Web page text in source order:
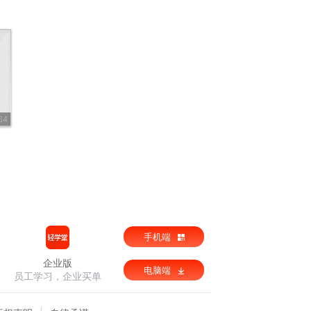
企业版
员工学习，企业买单
手机端
电脑端